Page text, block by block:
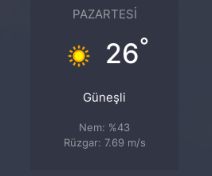
PAZARTESI
26°
Güneşli
Nem: %43
Rüzgar: 7.69 m/s